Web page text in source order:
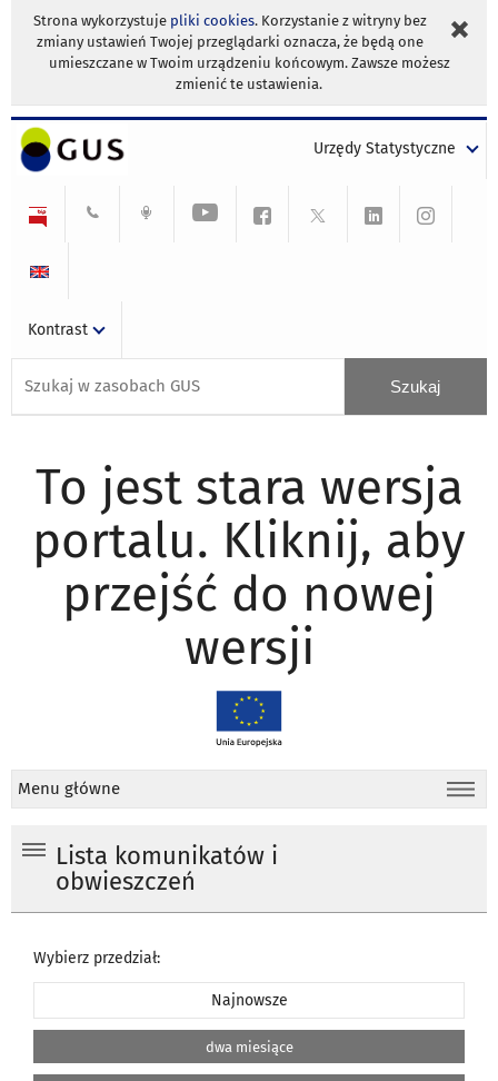
Strona wykorzystuje pliki cookies. Korzystanie z witryny bez
zmiany ustawień Twojej przeglądarki oznacza, że będą one
umieszczane w Twoim urządzeniu końcowym. Zawsze możesz
zmienić te ustawienia.
Urzędy Statystyczne
Kontrast
To jest stara wersja
portalu. Kliknij, aby
przejść do nowej
wersji
Menu główne
Lista komunikatów i
obwieszczeń
Wybierz przedział:
Najnowsze
dwa miesiące